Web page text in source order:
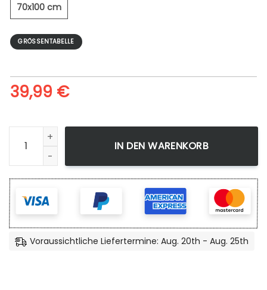
70x100 cm
GRÖSSENTABELLE
39,99 €
Man Made Brandenburg Gate - Leinwandbild Menge
IN DEN WARENKORB
Voraussichtliche Liefertermine: Aug. 20th - Aug. 25th